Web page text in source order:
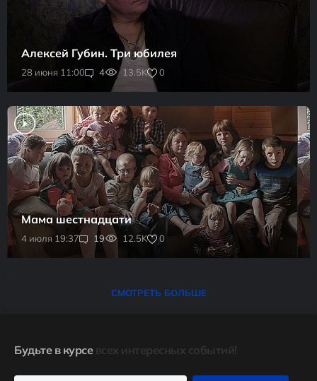
28 июня 11:00 4 13.5K 0
Алексей Губин. Три юбилея
4 июля 19:37 19 12.5K 0
Мама шестнадцати
СМОТРЕТЬ БОЛЬШЕ
Будьте в курсе всех интересных событий!